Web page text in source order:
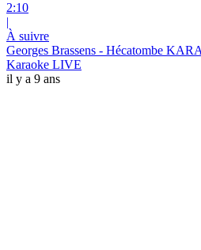
2:10
|
À suivre
Georges Brassens - Hécatombe
Karaoke LIVE
il y a 9 ans